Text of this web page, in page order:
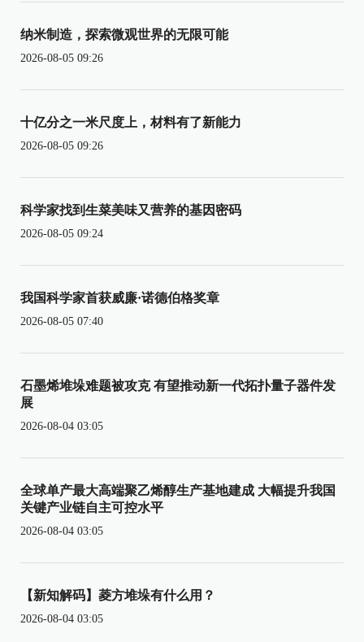
纳米制造，探索微观世界的无限可能
2026-08-05 09:26
十亿分之一米尺度上，材料有了新能力
2026-08-05 09:26
科学家找到生菜美味又营养的基因密码
2026-08-05 09:24
我国科学家首获威廉·诺德伯格奖章
2026-08-05 07:40
石墨烯堆垛难题被攻克 有望推动新一代拓扑量子器件发
展
2026-08-04 03:05
全球单产最大高端聚乙烯醇生产基地建成 大幅提升我国
关键产业链自主可控水平
2026-08-04 03:05
【新知解码】菱方堆垛有什么用？
2026-08-04 03:05